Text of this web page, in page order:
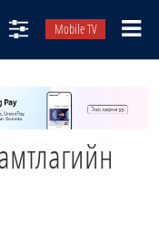
Mobile TV